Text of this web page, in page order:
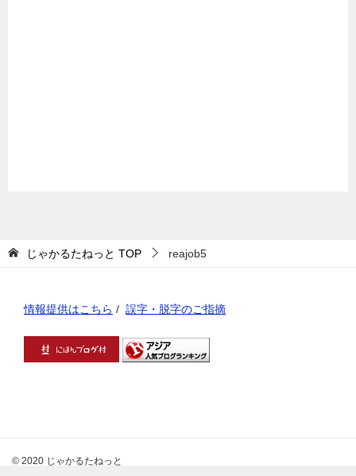
じゃかるたねっと TOP reajob5
情報提供はこちら / 誤字・脱字のご指摘
© 2020 じゃかるたねっと